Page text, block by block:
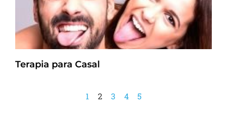
Terapia para Casal
1 2 3 4 5